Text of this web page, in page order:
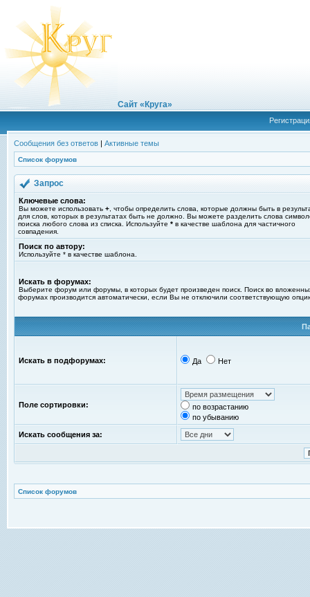
Сайт «Круга»
Сообщения без ответов | Активные темы
Список форумов
Запрос
Ключевые слова:
Вы можете использовать + , чтобы определить слова, которые должны быть в
для слов, которых в результатах быть не должно. Вы можете разделить слова
поиска любого слова из списка. Используйте * в качестве шаблона для частичного
совпадения.
Поиск по автору:
Используйте * в качестве шаблона.
Искать в форумах:
Выберите форум или форумы, в которых будет произведен поиск. Поиск во
форумах производится автоматически, если Вы не отключили соответствующую
Искать в подфорумах: Да Нет
Поле сортировки:
по возрастанию
по убыванию
Искать сообщения за:
Список форумов